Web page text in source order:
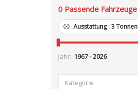
0 Passende Fahrzeuge
Ausstattung :3 Tonnen
Jahr:
Kategorie